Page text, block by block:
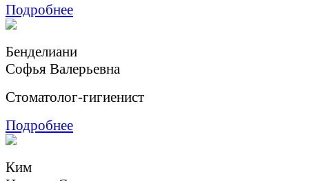
Подробнее
Бенделиани
Софья Валерьевна
Стоматолог-гигиенист
Подробнее
Ким